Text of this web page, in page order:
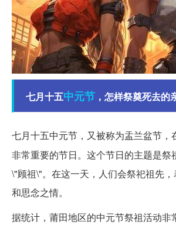
七月十五中元节 ，怎样祭奠死去的
七月十五中元节，又被称为盂兰盆节，
非常重要的节日。这个节日的主题是祭
\"顾祖\"。在这一天，人们会祭祀祖先
和思念之情。
据统计，莆田地区的中元节祭祖活动非